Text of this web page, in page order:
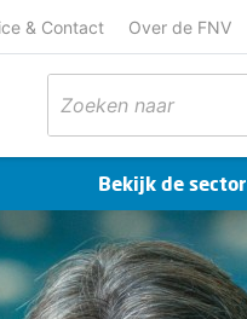
& Contact Over de FNV
Bekijk de sector